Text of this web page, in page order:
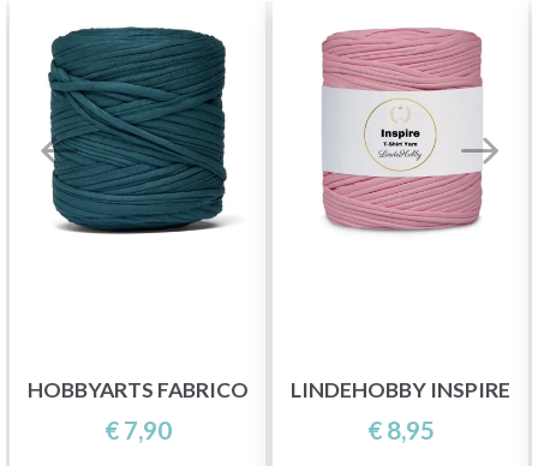
HOBBYARTS FABRICO
€ 7,90
LINDEHOBBY INSPIRE
€ 8,95